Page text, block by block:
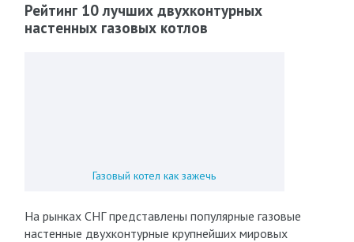
Рейтинг 10 лучших двухконтурных
настенных газовых котлов
Газовый котел как зажечь
На рынках СНГ представлены популярные газовые
настенные двухконтурные крупнейших мировых